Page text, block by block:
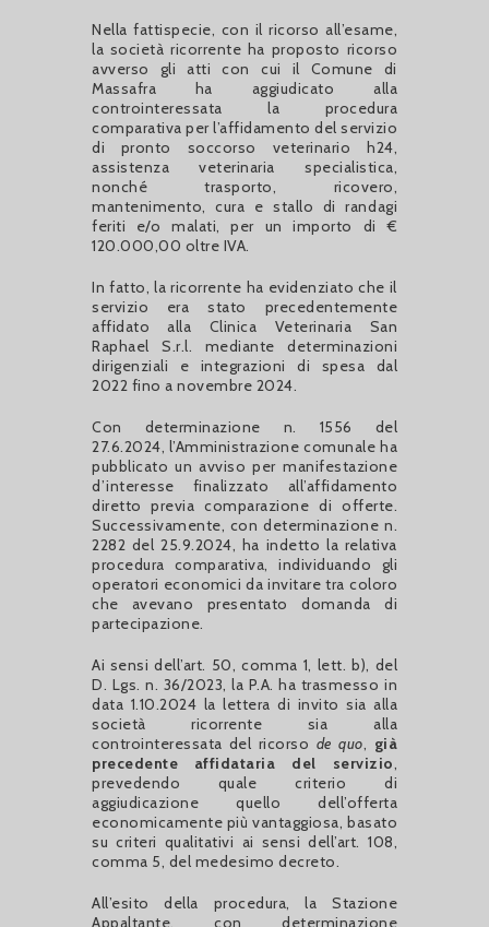
Nella fattispecie, con il ricorso all’esame,
la società ricorrente ha proposto ricorso
avverso gli atti con cui il Comune di
Massafra ha aggiudicato alla
controinteressata la procedura
comparativa per l’affidamento del servizio
di pronto soccorso veterinario h24,
assistenza veterinaria specialistica,
nonché trasporto, ricovero,
mantenimento, cura e stallo di randagi
feriti e/o malati, per un importo di €
120.000,00 oltre IVA.
In fatto, la ricorrente ha evidenziato che il
servizio era stato precedentemente
affidato alla Clinica Veterinaria San
Raphael S.r.l. mediante determinazioni
dirigenziali e integrazioni di spesa dal
2022 fino a novembre 2024.
Con determinazione n. 1556 del
27.6.2024, l’Amministrazione comunale ha
pubblicato un avviso per manifestazione
d’interesse finalizzato all’affidamento
diretto previa comparazione di offerte.
Successivamente, con determinazione n.
2282 del 25.9.2024, ha indetto la relativa
procedura comparativa, individuando gli
operatori economici da invitare tra coloro
che avevano presentato domanda di
partecipazione.
Ai sensi dell’art. 50, comma 1, lett. b), del
D. Lgs. n. 36/2023, la P.A. ha trasmesso in
data 1.10.2024 la lettera di invito sia alla
società ricorrente sia alla
controinteressata del ricorso de quo, già
precedente affidataria del servizio,
prevedendo quale criterio di
aggiudicazione quello dell’offerta
economicamente più vantaggiosa, basato
su criteri qualitativi ai sensi dell’art. 108,
comma 5, del medesimo decreto.
All’esito della procedura, la Stazione
Appaltante, con determinazione